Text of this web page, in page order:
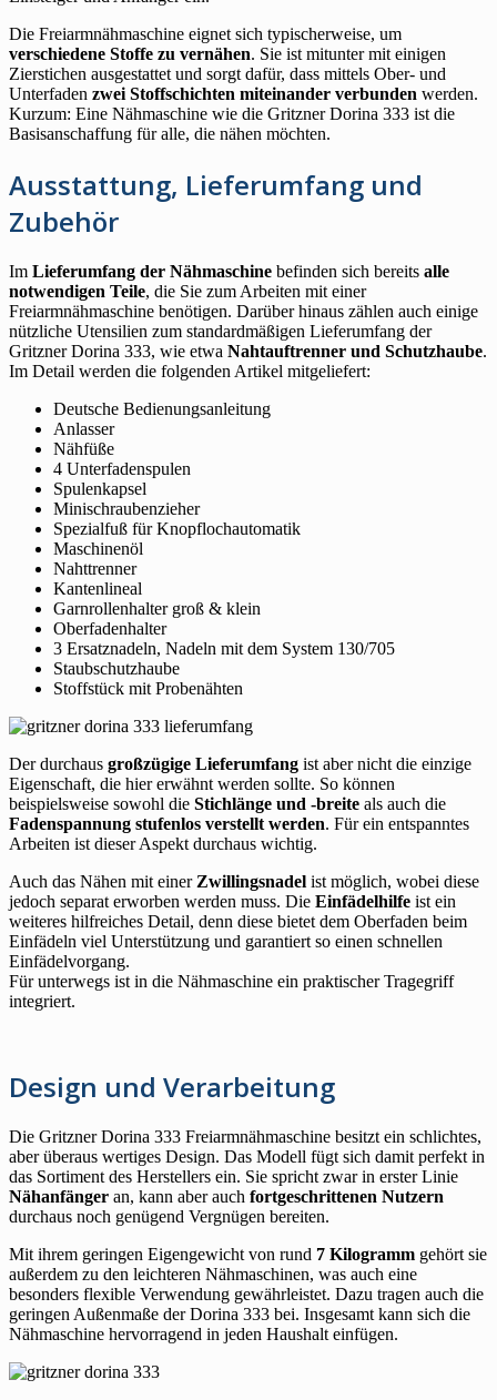
Die Freiarmnähmaschine eignet sich typischerweise, um
verschiedene Stoffe zu vernähen. Sie ist mitunter mit einigen
Zierstichen ausgestattet und sorgt dafür, dass mittels Ober- und
Unterfaden zwei Stoffschichten miteinander verbunden werden.
Kurzum: Eine Nähmaschine wie die Gritzner Dorina 333 ist die
Basisanschaffung für alle, die nähen möchten.
Ausstattung, Lieferumfang und
Zubehör
Im Lieferumfang der Nähmaschine befinden sich bereits alle
notwendigen Teile, die Sie zum Arbeiten mit einer
Freiarmnähmaschine benötigen. Darüber hinaus zählen auch einige
nützliche Utensilien zum standardmäßigen Lieferumfang der
Gritzner Dorina 333, wie etwa Nahtauftrenner und Schutzhaube.
Im Detail werden die folgenden Artikel mitgeliefert:
Deutsche Bedienungsanleitung
Anlasser
Nähfüße
4 Unterfadenspulen
Spulenkapsel
Minischraubenzieher
Spezialfuß für Knopflochautomatik
Maschinenöl
Nahttrenner
Kantenlineal
Garnrollenhalter groß & klein
Oberfadenhalter
3 Ersatznadeln, Nadeln mit dem System 130/705
Staubschutzhaube
Stoffstück mit Probenähten
Der durchaus großzügige Lieferumfang ist aber nicht die einzige
Eigenschaft, die hier erwähnt werden sollte. So können
beispielsweise sowohl die Stichlänge und -breite als auch die
Fadenspannung stufenlos verstellt werden. Für ein entspanntes
Arbeiten ist dieser Aspekt durchaus wichtig.
Auch das Nähen mit einer Zwillingsnadel ist möglich, wobei diese
jedoch separat erworben werden muss. Die Einfädelhilfe ist ein
weiteres hilfreiches Detail, denn diese bietet dem Oberfaden beim
Einfädeln viel Unterstützung und garantiert so einen schnellen
Einfädelvorgang.
Für unterwegs ist in die Nähmaschine ein praktischer Tragegriff
integriert.
Design und Verarbeitung
Die Gritzner Dorina 333 Freiarmnähmaschine besitzt ein schlichtes,
aber überaus wertiges Design. Das Modell fügt sich damit perfekt in
das Sortiment des Herstellers ein. Sie spricht zwar in erster Linie
Nähanfänger an, kann aber auch fortgeschrittenen Nutzern
durchaus noch genügend Vergnügen bereiten.
Mit ihrem geringen Eigengewicht von rund 7 Kilogramm gehört sie
außerdem zu den leichteren Nähmaschinen, was auch eine
besonders flexible Verwendung gewährleistet. Dazu tragen auch die
geringen Außenmaße der Dorina 333 bei. Insgesamt kann sich die
Nähmaschine hervorragend in jeden Haushalt einfügen.